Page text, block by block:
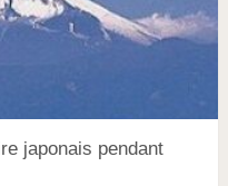
japonais pendant